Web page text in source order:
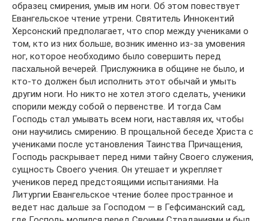
образец смирения, умыв им ноги. Об этом повествует
Евангельское чтение утрени. Святитель Иннокентий
Херсонский предполагает, что спор между учениками о
том, кто из них больше, возник именно из-за умовения
ног, которое необходимо было совершить перед
пасхальной вечерей. Прислужника в общине не было, и
кто-то должен был исполнить этот обычай и умыть
другим ноги. Но никто не хотел этого сделать, ученики
спорили между собой о первенстве. И тогда Сам
Господь стал умывать всем ноги, наставляя их, чтобы
они научились смирению. В прощальной беседе Христа с
учениками после установления Таинства Причащения,
Господь раскрывает перед ними тайну Своего служения,
сущность Своего учения. Он утешает и укрепляет
учеников перед предстоящими испытаниями. На
Литургии Евангельское чтение более пространное и
ведет нас дальше за Господом — в Гефсиманский сад,